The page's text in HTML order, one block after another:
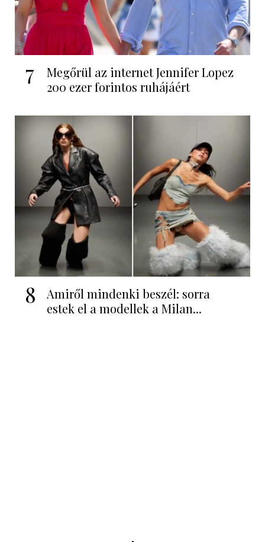
7
Megőrül az internet Jennifer Lopez
200 ezer forintos ruhájáért
8
Amiről mindenki beszél: sorra
estek el a modellek a Milan...